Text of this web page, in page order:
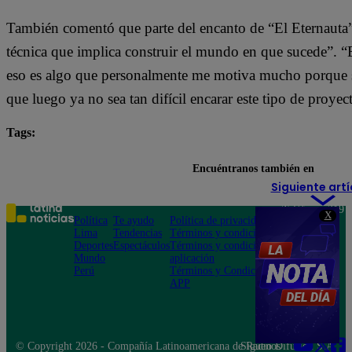
X
También comentó que parte del encanto de “El
técnica que implica construir el mundo en que sucede”.
eso es algo que personalmente me motiva mucho
que luego ya no sea tan difícil encarar este tipo de
Tags:
Siguiente
Encuéntranos también en
Política
Lima
Deportes
Mundo
Perú
Te ayudo
Tendencias
Espectáculos
Política de privacidad
Términos y condiciones
Términos y condiciones
aplicación
Términos y Condiciones
APP
Teléfono: 219
Av. San
Felipe 968
Jesús María
© Copyright 2026 - Compañía Latinoamericana de Radio Difusión S.A.
Síguenos